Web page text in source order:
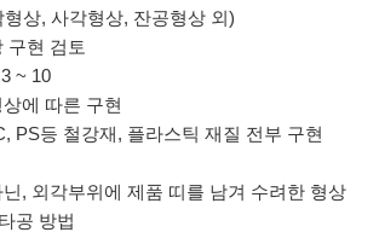
상, 사각형상, 잔공형상 외)
구현 검토
~ 10
에 따른 구현
PS등 철강재, 플라스틱 재질 전부 구현
, 외각부위에 제품 띠를 남겨 수려한 형상
공 방법